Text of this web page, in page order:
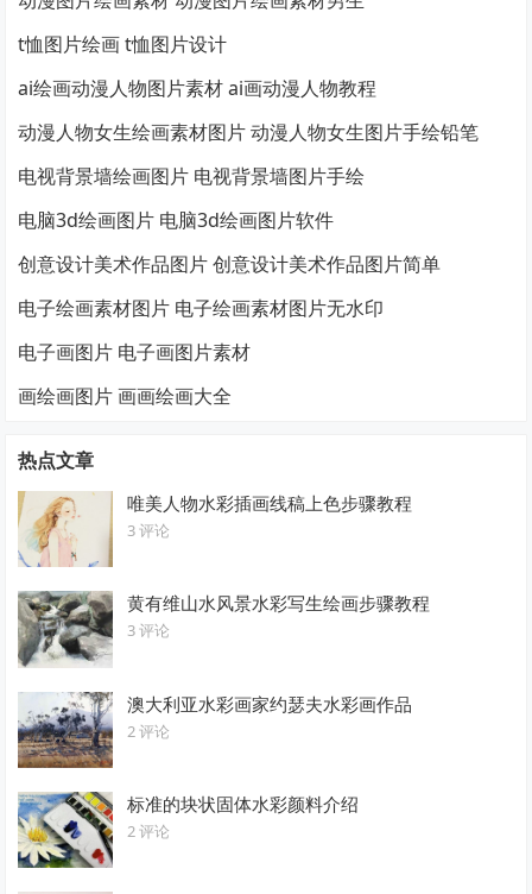
t恤图片绘画 t恤图片设计
ai绘画动漫人物图片素材 ai画动漫人物教程
动漫人物女生绘画素材图片 动漫人物女生图片手绘铅笔
电视背景墙绘画图片 电视背景墙图片手绘
电脑3d绘画图片 电脑3d绘画图片软件
创意设计美术作品图片 创意设计美术作品图片简单
电子绘画素材图片 电子绘画素材图片无水印
电子画图片 电子画图片素材
画绘画图片 画画绘画大全
热点文章
唯美人物水彩插画线稿上色步骤教程
3 评论
黄有维山水风景水彩写生绘画步骤教程
3 评论
澳大利亚水彩画家约瑟夫水彩画作品
2 评论
标准的块状固体水彩颜料介绍
2 评论